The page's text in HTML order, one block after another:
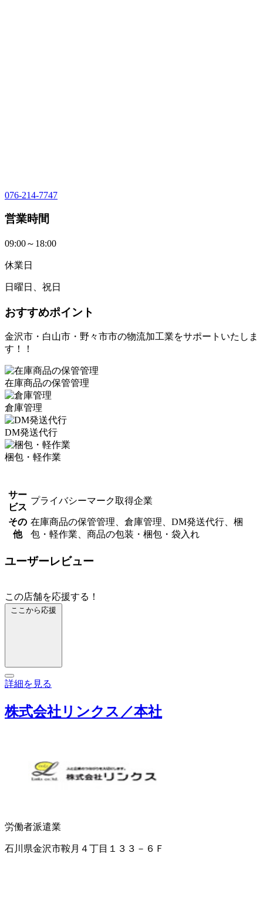
076-214-7747
営業時間
09:00～18:00
休業日
日曜日、祝日
おすすめポイント
金沢市・白山市・野々市市の物流加工業をサポートいたしま
す！！
在庫商品の保管管理
倉庫管理
DM発送代行
梱包・軽作業
サー
ビス
プライバシーマーク取得企業
その
他
在庫商品の保管管理、倉庫管理、DM発送代行、梱
包・軽作業、商品の包装・梱包・袋入れ
ユーザーレビュー
この店舗を応援する！
ここから応援
詳細を見る
株式会社リンクス／本社
労働者派遣業
石川県金沢市鞍月４丁目１３３－６Ｆ